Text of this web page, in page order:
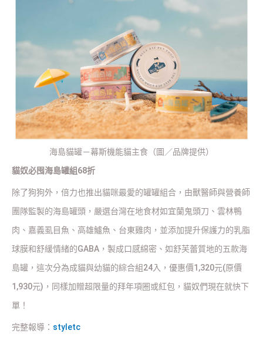
海島貓罐－幕斯機能貓主食（圖／品牌提供）
貓奴必囤海島罐組68折
除了狗狗外，倍力也推出貓咪最愛的罐罐組合，由獸醫師與營養師
團隊監製的海島罐頭，嚴選台灣在地食材如宜蘭鬼頭刀、雲林鴨
肉、嘉義虱目魚、高雄鱸魚、台東雞肉，並添加提升保護力的乳脂
球膜和舒緩情緒的GABA，製成口感綿密、如舒芙蕾質地的五款海
島罐，這次分為成貓與幼貓的綜合組24入，優惠價1,320元(原價
1,930元)，同樣加贈超限量的拜年項圈或紅包，貓奴們現在就快下
單！
完整報導： styletc